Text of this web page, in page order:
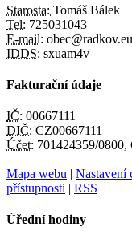
Starosta: Tomáš Bálek
Tel: 725031043
E-mail: obec@radkov.eu
IDDS: sxuam4v
Fakturační údaje
IČ: 00667111
DIČ: CZ00667111
Účet: 701424359/0800,
Mapa webu | Nastavení
přístupnosti | RSS
Úřední hodiny